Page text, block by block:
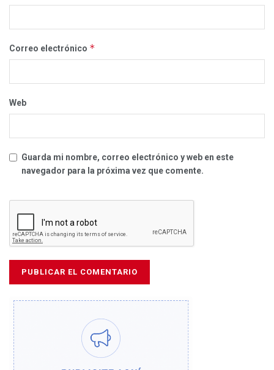
Correo electrónico *
Web
Guarda mi nombre, correo electrónico y web en este
navegador para la próxima vez que comente.